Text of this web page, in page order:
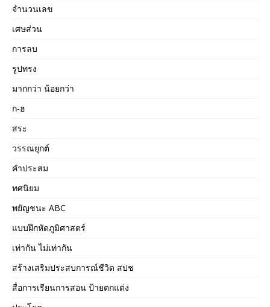
จำนวนเลข
เศษส่วน
การลบ
รูปทรง
มากกว่า น้อยกว่า
ก-ฮ
สระ
วรรณยุกต์
คำประสม
ทศนิยม
พยัญชนะ ABC
แบบฝึกหัดภูมิศาสตร์
เท่ากัน ไม่เท่ากัน
สร้างเสริมประสบการณ์ชีวิต สปช
สื่อการเรียนการสอน ป้ายตกแต่ง